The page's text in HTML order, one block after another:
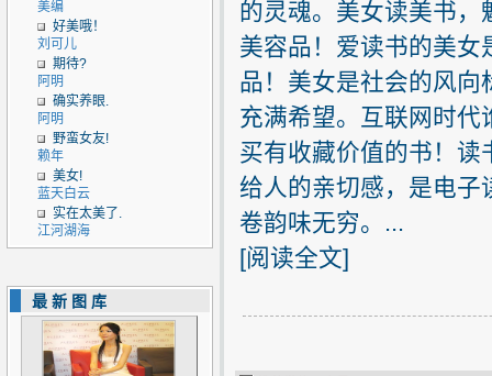
美编
好美哦！
刘可儿
期待?
阿明
确实养眼.
阿明
野蛮女友!
赖年
美女!
蓝天白云
实在太美了.
江河湖海
最新图库
的灵魂。美女读美书
美容品！爱读书的美
品！美女是社会的风
充满希望。互联网时
买有收藏价值的书！
给人的亲切感，是电子
卷韵味无穷。...
[阅读全文]